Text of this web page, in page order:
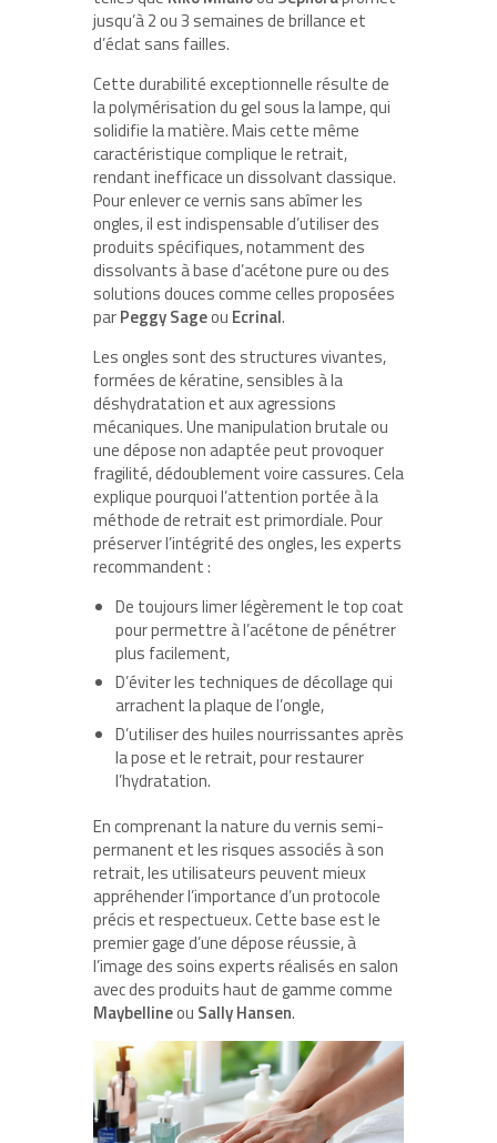
jusqu’à 2 ou 3 semaines de brillance et
d’éclat sans failles.
Cette durabilité exceptionnelle résulte de
la polymérisation du gel sous la lampe, qui
solidifie la matière. Mais cette même
caractéristique complique le retrait,
rendant inefficace un dissolvant classique.
Pour enlever ce vernis sans abîmer les
ongles, il est indispensable d’utiliser des
produits spécifiques, notamment des
dissolvants à base d’acétone pure ou des
solutions douces comme celles proposées
parPeggy Sageou Ecrinal.
Les ongles sont des structures vivantes,
formées de kératine, sensibles à la
déshydratation et aux agressions
mécaniques. Une manipulation brutale ou
une dépose non adaptée peut provoquer
fragilité, dédoublement voire cassures. Cela
explique pourquoi l’attention portée à la
méthode de retrait est primordiale. Pour
préserver l’intégrité des ongles, les experts
recommandent :
De toujours limer légèrement le top coat
pour permettre à l’acétone de pénétrer
plus facilement,
D’éviter les techniques de décollage qui
arrachent la plaque de l’ongle,
D’utiliser des huiles nourrissantes après
la pose et le retrait, pour restaurer
l’hydratation.
En comprenant la nature du vernis semi-
permanent et les risques associés à son
retrait, les utilisateurs peuvent mieux
appréhender l’importance d’un protocole
précis et respectueux. Cette base est le
premier gage d’une dépose réussie, à
l’image des soins experts réalisés en salon
avec des produits haut de gamme comme
Maybellineou Sally Hansen.